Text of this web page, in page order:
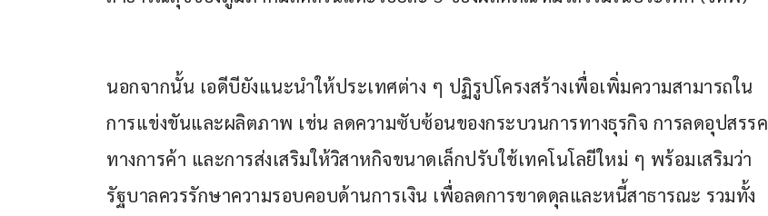
นอกจากนั้น เอดีบียังแนะนำให้ประเทศต่าง ๆ ปฏิรูปโครงสร้างเพื่อเพิ่มความสามารถใน
การแข่งขันและผลิตภาพ เช่น ลดความซับซ้อนของกระบวนการทางธุรกิจ การลดอุปสรรค
ทางการค้า และการส่งเสริมให้วิสาหกิจขนาดเล็กปรับใช้เทคโนโลยีใหม่ ๆ พร้อมเสริมว่า
รัฐบาลควรรักษาความรอบคอบด้านการเงิน เพื่อลดการขาดดุลและหนี้สาธารณะ รวมทั้ง